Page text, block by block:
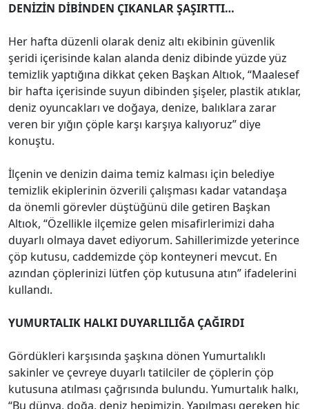
DENİZİN DİBİNDEN ÇIKANLAR ŞAŞIRTTI…
Her hafta düzenli olarak deniz altı ekibinin güvenlik
şeridi içerisinde kalan alanda deniz dibinde yüzde yüz
temizlik yaptığına dikkat çeken Başkan Altıok, “Maalesef
bir hafta içerisinde suyun dibinden şişeler, plastik atıklar,
deniz oyuncakları ve doğaya, denize, balıklara zarar
veren bir yığın çöple karşı karşıya kalıyoruz” diye
konuştu.
İlçenin ve denizin daima temiz kalması için belediye
temizlik ekiplerinin özverili çalışması kadar vatandaşa
da önemli görevler düştüğünü dile getiren Başkan
Altıok, “Özellikle ilçemize gelen misafirlerimizi daha
duyarlı olmaya davet ediyorum. Sahillerimizde yeterince
çöp kutusu, caddemizde çöp konteyneri mevcut. En
azından çöplerinizi lütfen çöp kutusuna atın” ifadelerini
kullandı.
YUMURTALIK HALKI DUYARLILIĞA ÇAĞIRDI
Gördükleri karşısında şaşkına dönen Yumurtalıklı
sakinler ve çevreye duyarlı tatilciler de çöplerin çöp
kutusuna atılması çağrısında bulundu. Yumurtalık halkı,
“Bu dünya, doğa, deniz hepimizin. Yapılması gereken hiç